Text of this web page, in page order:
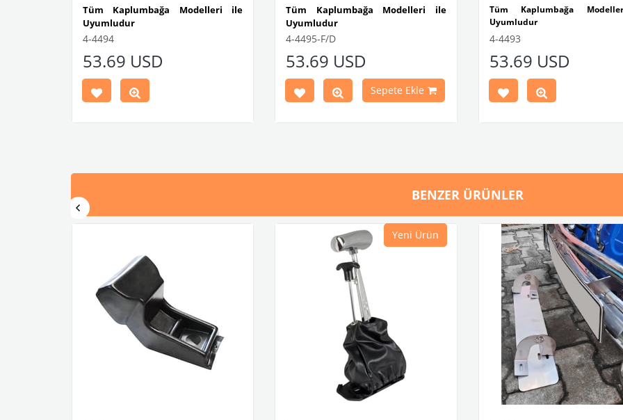
Tüm Kaplumbağa Modelleri ile
Uyumludur
1100 - 1200 - 1300 - 1302 - 1303
Tek Koltuk İçindir
VWCC Parça No: 4-4494 OEM Parça
No: ZVW20BK
4-4494
53.69 USD
Tüm Kaplumbağa Modelleri ile
Uyumludur
1100 - 1200 - 1300 - 1302 - 1303
Tek Koltuk İçindir
VWCC Parça No: 4-4495OEM Parça
No:Z VW20GY
4-4495-F/D
53.69 USD
Sepete Ekle
Tüm Kaplumbağa
Uyumludur
1100 - 1200 - 1300 - 1302
Tek Koltuk İçindir
VWC Parça No:
No: 857111722 /
4-4493
53.69 USD
BENZER ÜRÜNLER
Yeni Ürün